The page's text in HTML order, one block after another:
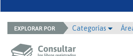
Categorías